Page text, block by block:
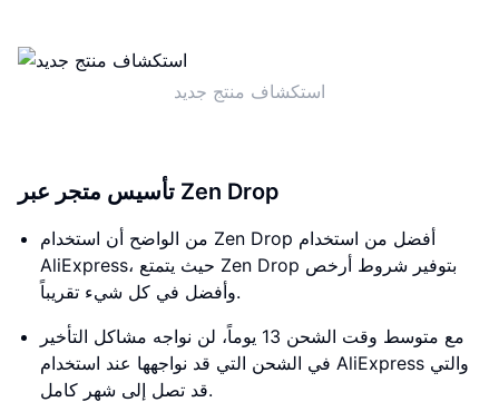
استكشاف منتج جديد
تأسيس متجر عبر Zen Drop
من الواضح أن استخدام Zen Drop أفضل من استخدام
AliExpress، حيث يتمتع Zen Drop بتوفير شروط أرخص
وأفضل في كل شيء تقريباً.
مع متوسط وقت الشحن 13 يوماً، لن نواجه مشاكل التأخير
في الشحن التي قد نواجهها عند استخدام AliExpress والتي
قد تصل إلى شهر كامل.